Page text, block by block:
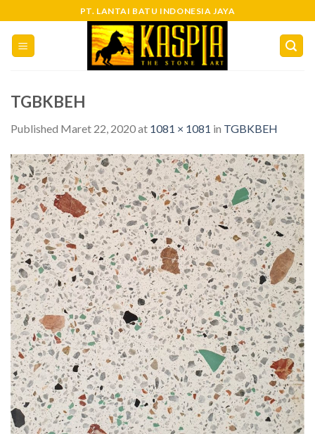
content
PT. LANTAI BATU INDONESIA JAYA
TGBKBEH
Published Maret 22, 2020at 1081 × 1081 in TGBKBEH